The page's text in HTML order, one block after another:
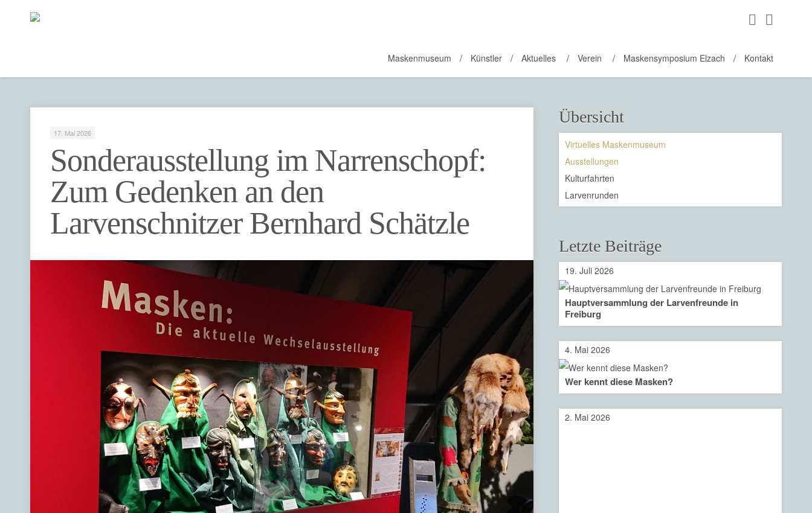
Maskenmuseum Künstler Aktuelles Verein Maskensymposium Elzach Kontakt
17. Mai 2026
Sonderausstellung im Narrenschopf:
Zum Gedenken an den
Larvenschnitzer Bernhard Schätzle
Übersicht
Virtuelles Maskenmuseum
Ausstellungen
Kulturfahrten
Larvenrunden
Letzte Beiträge
Hauptversammlung der Larvenfreunde in
Freiburg
19. Juli 2026
Wer kennt diese Masken?
4. Mai 2026
2. Mai 2026